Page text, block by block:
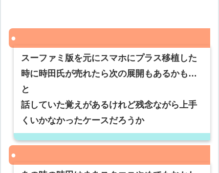
スーファミ版を元にスマホにプラス移植した
時に時田氏が売れたら次の展開もあるかも…
と
話していた覚えがあるけれど残念ながら上手
くいかなかったケースだろうか